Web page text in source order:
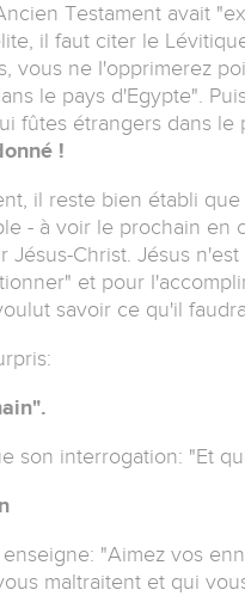
Testament avait
il faut citer le
vous ne I'opprimerez
le pays d'Egypte".
fûtes étrangers dans le
!
il reste bien établi
- à voir le prochain en
Jésus-Christ. Jésus
et pour
savoir ce qu'il
son interrogation: "Et
"Aimez vos
maltraitent et qui